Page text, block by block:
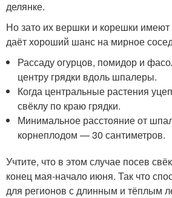
делянке.
Но зато их вершки и корешки
даёт хороший шанс на мирное
Рассаду огурцов, помидор и
центру грядки вдоль шпалеры.
Когда центральные растения
свёклу по краю грядки.
Минимальное расстояние от
корнеплодом — 30 сантиметров.
Учтите, что в этом случае посев
конец мая-начало июня. Так что
для регионов с длинным и тёплым